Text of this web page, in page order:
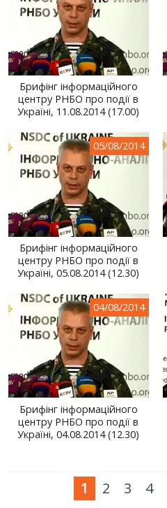
Брифінг інформаційного
центру РНБО про події в
Україні, 11.08.2014 (17.00)
05/08/2014
Брифінг інформаційного
центру РНБО про події в
Україні, 05.08.2014 (12.30)
04/08/2014
Брифінг інформаційного
центру РНБО про події в
Україні, 04.08.2014 (12.30)
1 2 3 4